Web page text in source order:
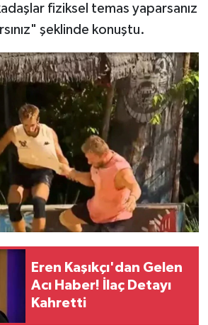
fiziksel temas yaparsanız
şeklinde konuştu.
Eren Kaşıkçı'dan Gelen
Acı Haber! İlaç Detayı
Kahretti